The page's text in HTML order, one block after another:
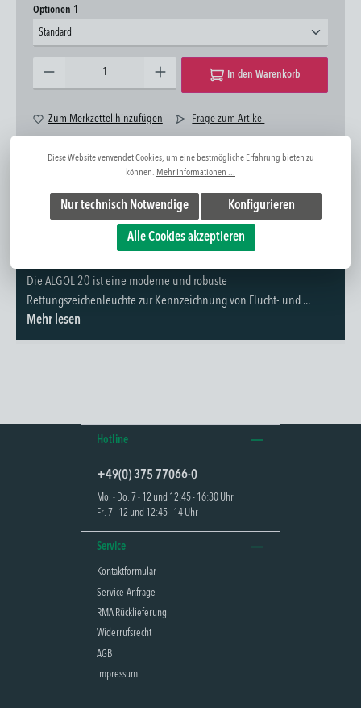
Optionen 1
Standard
In den Warenkorb
Zum Merkzettel hinzufügen Frage zum Artikel
Die ALGOL 20 ist eine moderne und robuste
Rettungszeichenleuchte zur Kennzeichnung von Flucht- und ...
Mehr lesen
Hotline
+49(0) 375 77066-0
Mo. - Do. 7 - 12 und 12:45 - 16:30 Uhr
Fr. 7 - 12 und 12:45 - 14 Uhr
Service
Kontaktformular
Service-Anfrage
RMA Rücklieferung
Widerrufsrecht
AGB
Impressum
Diese Website verwendet Cookies, um eine bestmögliche Erfahrung bieten zu
können. Mehr Informationen ...
Nur technisch Notwendige Konfigurieren
Alle Cookies akzeptieren